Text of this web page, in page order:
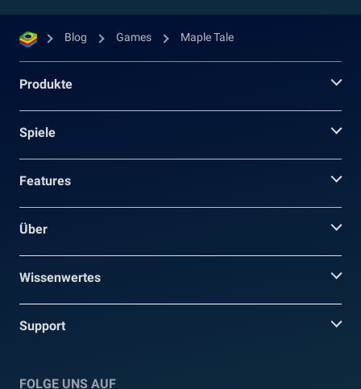
Blog Games Maple Tale
Produkte
Spiele
Features
Über
Wissenwertes
Support
FOLGE UNS AUF